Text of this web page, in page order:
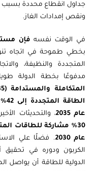
جداول انقطاع محددة بسبب
ونقص إمدادات الغاز.
في الوقت نفسهفإن
بخطي طموحة في اتجاه
المتجددة والنظيفة،
مدفوعًا بخطة الدولة
المتكاملة والمستدامة (ISES 2035)
عام 2035
، والتحديثات
30% مشاركة للطاقات المتجددة
عام 2030
. فضلًا علي
الكربون ودوره في تحقيق
الدولية للطاقة أن يواصل